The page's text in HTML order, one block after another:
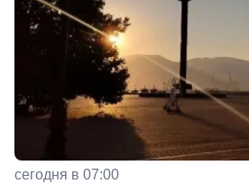
сегодня в 07:00